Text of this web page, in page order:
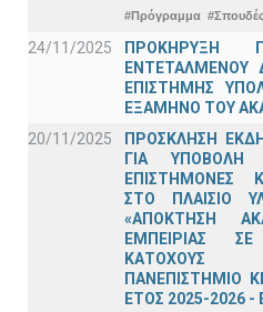
#Πρόγραμμα #Σπουδές
24/11/2025
ΠΡΟΚΗΡΥΞΗ
ΕΠΙΣΤΗΜΗΣ
ΕΞΑΜΗΝΟ ΤΟΥ
20/11/2025
ΠΡΟΣΚΛΗΣΗ
ΓΙΑ ΥΠΟΒΟΛΗ
ΕΠΙΣΤΗΜΟΝΕΣ
ΣΤΟ ΠΛΑΙΣΙΟ
«ΑΠΟΚΤΗΣΗ
ΕΜΠΕΙΡΙΑΣ
ΚΑΤΟΧΟΥΣ
ΠΑΝΕΠΙΣΤΗΜΙΟ
ΕΤΟΣ 2025-2026